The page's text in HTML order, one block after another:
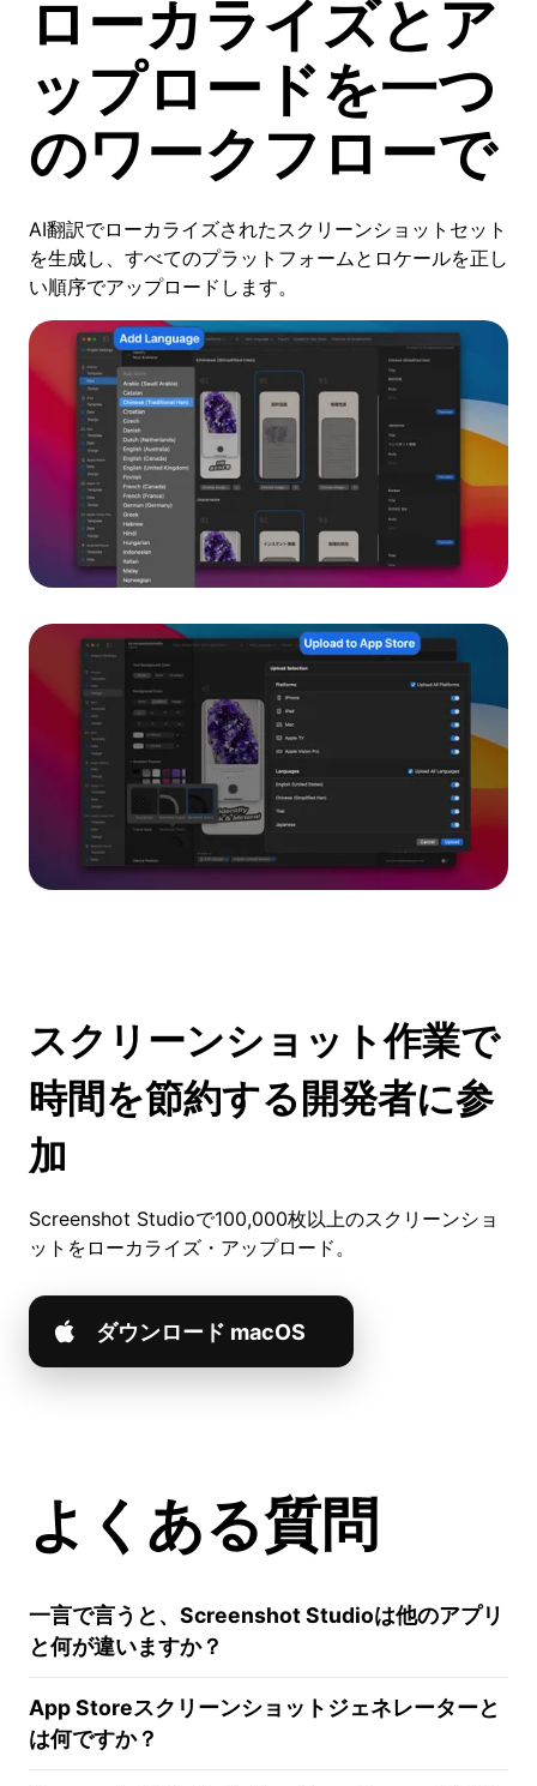
ローカライズとア
ップロードを一つ
のワークフローで
AI翻訳でローカライズされたスクリーンショットセット
を生成し、すべてのプラットフォームとロケールを正し
い順序でアップロードします。
スクリーンショット作業で
時間を節約する開発者に参
加
Screenshot Studioで100,000枚以上のスクリーンショ
ットをローカライズ・アップロード。
ダウンロード macOS
よくある質問
一言で言うと、Screenshot Studioは他のアプリ
と何が違いますか？
App Storeスクリーンショットジェネレーターと
は何ですか？